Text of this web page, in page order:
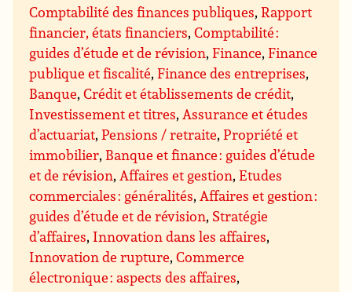
Comptabilité des finances publiques,Rapport
financier, états financiers,Comptabilité :
guides d’étude et de révision,Finance,Finance
publique et fiscalité,Finance des entreprises,
Banque,Crédit et établissements de crédit,
Investissement et titres,Assurance et études
d’actuariat,Pensions / retraite,Propriété et
immobilier, Banque et finance : guides d’étude
et de révision,Affaires et gestion,Etudes
commerciales : généralités,Affaires et gestion :
guides d’étude et de révision, Stratégie
d’affaires, Innovation dans les affaires,
Innovation de rupture,Commerce
électronique : aspects des affaires,